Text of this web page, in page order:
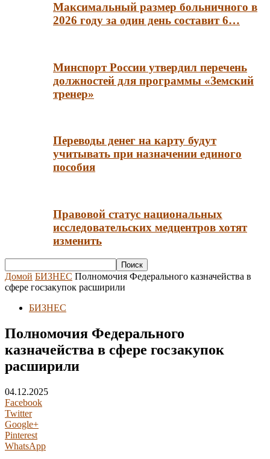
Максимальный размер больничного в
2026 году за один день составит 6…
Минспорт России утвердил перечень
должностей для программы «Земский
тренер»
Переводы денег на карту будут
учитывать при назначении единого
пособия
Правовой статус национальных
исследовательских медцентров хотят
изменить
Домой БИЗНЕС Полномочия Федерального казначейства в
сфере госзакупок расширили
БИЗНЕС
Полномочия Федерального
казначейства в сфере госзакупок
расширили
04.12.2025
Facebook
Twitter
Google+
Pinterest
WhatsApp